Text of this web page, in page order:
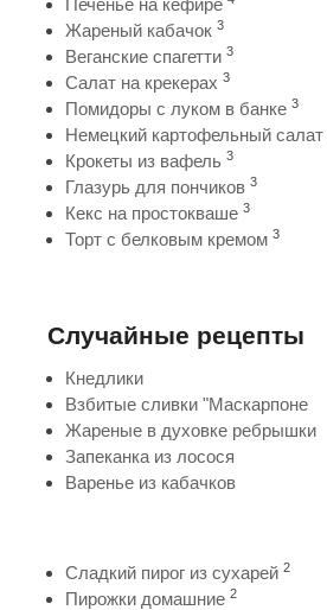
Жареный кабачок 3
Веганские спагетти 3
Салат на крекерах 3
Помидоры с луком в банке 3
Немецкий картофельный салат
Крокеты из вафель 3
Глазурь для пончиков 3
Кекс на простокваше 3
Торт с белковым кремом 3
Случайные рецепты
Кнедлики
Взбитые сливки "Маскарпоне
Жареные в духовке ребрышки
Запеканка из лосося
Варенье из кабачков
Сладкий пирог из сухарей 2
Пирожки домашние 2